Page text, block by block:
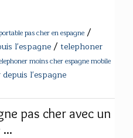
pas cher en espagne /
l'espagne/ telephoner
moins cher espagne mobile
l'espagne
pas cher avec un